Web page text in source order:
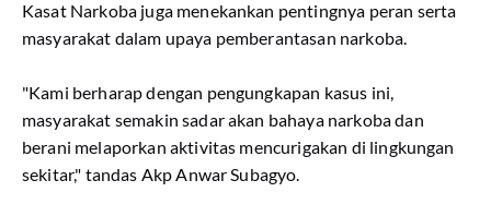
Kasat Narkoba juga menekankan pentingnya peran serta
masyarakat dalam upaya pemberantasan narkoba.
"Kami berharap dengan pengungkapan kasus ini,
masyarakat semakin sadar akan bahaya narkoba dan
berani melaporkan aktivitas mencurigakan di lingkungan
sekitar," tandas Akp Anwar Subagyo.